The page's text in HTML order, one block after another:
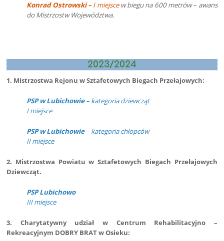
Konrad Ostrowski –I miejsce w biegu na 600 metrów – awans
do Mistrzostw Województwa.
2023/2024
1. Mistrzostwa Rejonu w Sztafetowych Biegach Przełajowych:
PSP w Lubichowie– kategoria dziewcząt
I miejsce
PSP w Lubichowie– kategoria chłopców
II miejsce
2. Mistrzostwa Powiatu w Sztafetowych Biegach Przełajowych
Dziewcząt.
PSP Lubichowo
III miejsce
3. Charytatywny udział w Centrum Rehabilitacyjno –
Rekreacyjnym DOBRY BRAT w Osieku: